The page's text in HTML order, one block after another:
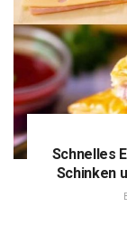
Schnelles
Schinken